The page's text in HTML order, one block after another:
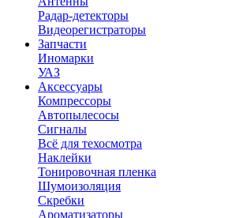
Радар-детекторы
Видеорегистраторы
Запчасти
Иномарки
УАЗ
Аксесcуары
Компрессоры
Автопылесосы
Сигналы
Всё для техосмотра
Наклейки
Тонировочная пленка
Шумоизоляция
Скребки
Ароматизаторы